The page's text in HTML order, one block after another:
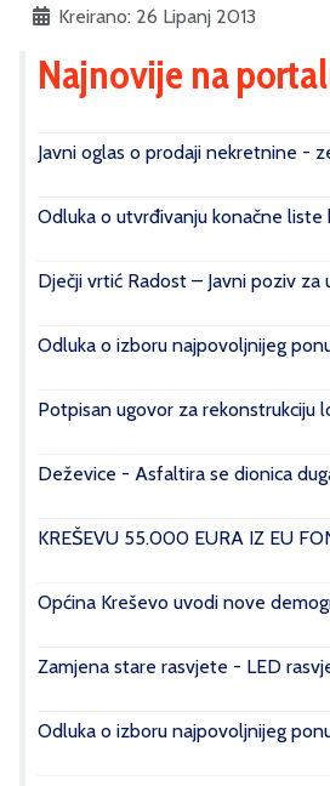
Kreirano: 26 Lipanj 2013
Najnovije na
Javni oglas o prodaji nekretnine -
Odluka o utvrđivanju konačne
Dječji vrtić Radost – Javni poziv
Odluka o izboru najpovoljnijeg
Potpisan ugovor za rekonstrukciju
Deževice - Asfaltira se dionica
KREŠEVU 55.000 EURA IZ EU
Općina Kreševo uvodi nove
Zamjena stare rasvjete - LED
Odluka o izboru najpovoljnijeg